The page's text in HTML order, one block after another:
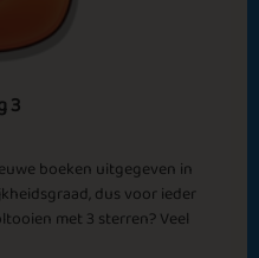
Christmas Dinner
Sweet Sensation
3
boeken uitgegeven in
dus voor ieder
met 3 sterren? Veel